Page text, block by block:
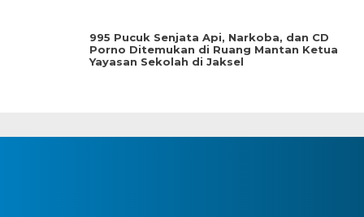
995 Pucuk Senjata Api, Narkoba, dan CD
Porno Ditemukan di Ruang Mantan Ketua
Yayasan Sekolah di Jaksel